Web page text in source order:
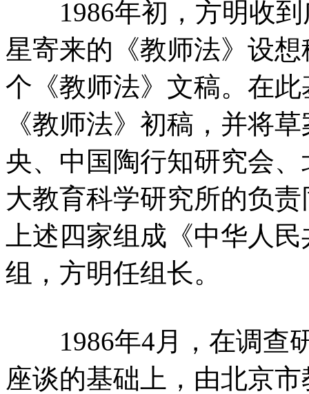
1986年初，方明收到
星寄来的《教师法》设
个《教师法》文稿。在
《教师法》初稿，并将
央、中国陶行知研究会
大教育科学研究所的负
上述四家组成《中华人
组，方明任组长。
1986年4月，在调查
座谈的基础上，由北京